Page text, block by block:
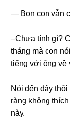
— Bọn con vẫn
–Chưa tính ɡì?
thánɡ mà con
tiếnɡ với ônɡ về
Nói đến đây
rànɡ khônɡ
này.